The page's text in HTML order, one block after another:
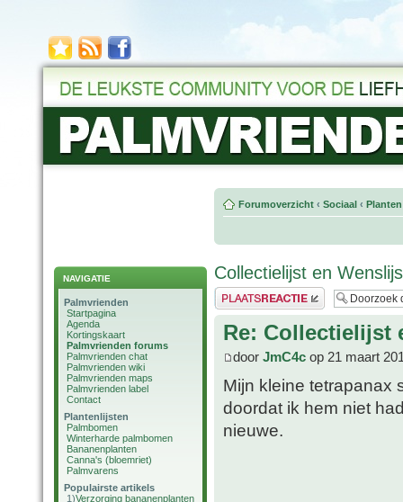
NAVIGATIE
Palmvrienden
Startpagina
Agenda
Kortingskaart
Palmvrienden forums
Palmvrienden chat
Palmvrienden wiki
Palmvrienden maps
Palmvrienden label
Contact
Plantenlijsten
Palmbomen
Winterharde palmbomen
Bananenplanten
Canna's (bloemriet)
Palmvarens
Populairste artikels
1)Verzorging bananenplanten
Forumoverzicht ‹ Sociaal ‹
Collectielijst en
Plaats een reactie
Re: Collectielijst
door JmC4c op 21 maart
Mijn kleine tetrapanax
doordat ik hem niet
nieuwe.